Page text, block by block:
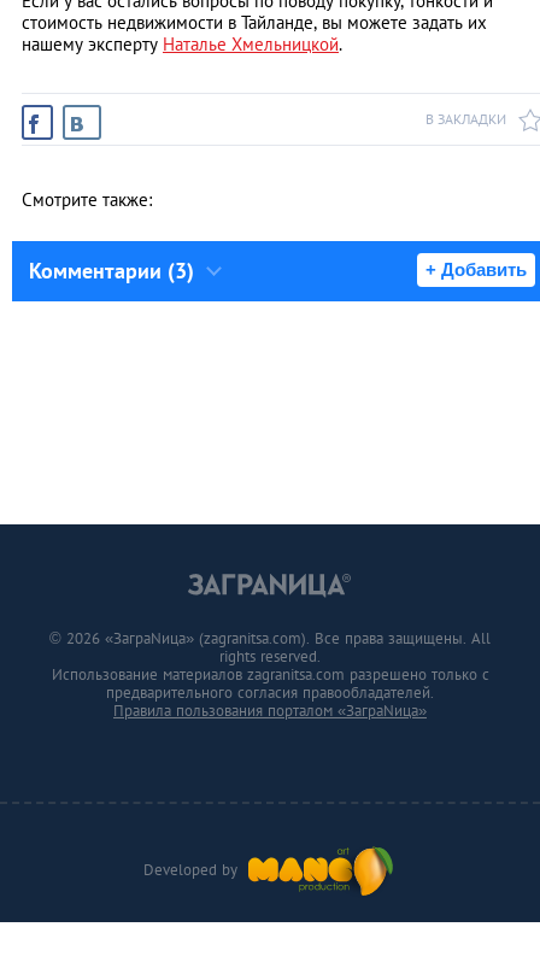
стоимость недвижимости в Тайланде, вы можете задать их
нашему эксперту Наталье Хмельницкой.
В ЗАКЛАДКИ
Смотрите также:
Комментарии (3) + Добавить
Developed by
© 2026 «ЗаграNица» (zagranitsa.com). Все права защищены. All
rights reserved.
Использование материалов zagranitsa.com разрешено только с
предварительного согласия правообладателей.
Правила пользования порталом «ЗаграNица»